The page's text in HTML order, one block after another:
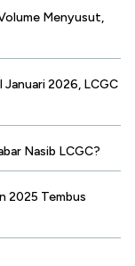
Menyusut,
2026, LCGC
Nasib LCGC?
2025 Tembus